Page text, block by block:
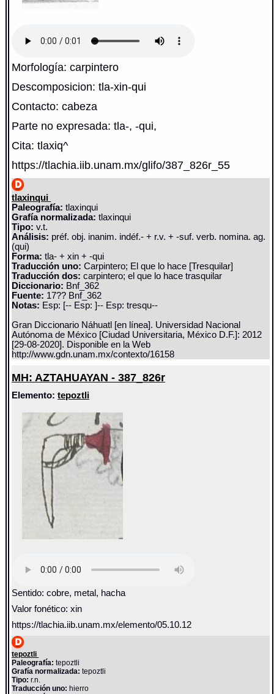
Morfología: carpintero
Descomposicion: tla-xin-qui
Contacto: cabeza
Parte no expresada: tla-, -qui,
Cita: tlaxiq^
https://tlachia.iib.unam.mx/glifo/387_826r_55
tlaxinqui
Paleografía: tlaxinqui
Grafía normalizada: tlaxinqui
Tipo: v.t.
Análisis: préf. obj. inanim. indéf.- + r.v. + -suf. verb. nomina. ag.
(qui)
Forma: tla- + xin + -qui
Traducción uno: Carpintero; El que lo hace [Tresquilar]
Traducción dos: carpintero; el que lo hace trasquilar
Diccionario: Bnf_362
Fuente: 17?? Bnf_362
Notas: Esp: [-- Esp: ]-- Esp: tresqu--
Gran Diccionario Náhuatl [en línea]. Universidad Nacional
Autónoma de México [Ciudad Universitaria, México D.F.]: 2012
[29-08-2020]. Disponible en la Web
http://www.gdn.unam.mx/contexto/16158
MH: AZTAHUAYAN - 387_826r
Elemento:tepoztli
Sentido: cobre, metal, hacha
Valor fonético: xin
https://tlachia.iib.unam.mx/elemento/05.10.12
tepoztli
Paleografía: tepoztli
Grafía normalizada: tepoztli
Tipo: r.n.
Traducción uno: hierro